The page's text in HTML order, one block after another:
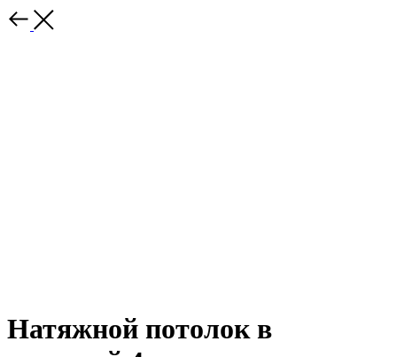
Натяжной потолок в